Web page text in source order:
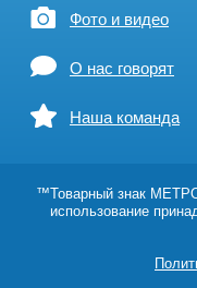
Фото и видео
О нас говорят
Наша команда
™Товарный знак
использование